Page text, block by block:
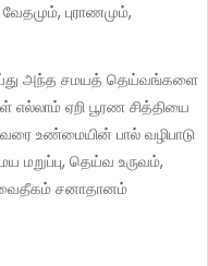
புராணமும்,
ஏறி பூரண சித்தியை
உண்மையின் பால் வழிபாடு
மறுப்பு, தெய்வ உருவம்,
வைதீகம் சனாதானம்